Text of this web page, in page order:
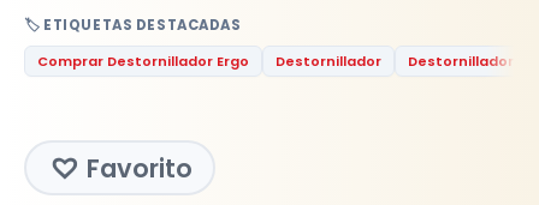
🏷️ ETIQUETAS DESTACADAS
Comprar Destornillador Ergo
Destornillador Destornillador
Favorito